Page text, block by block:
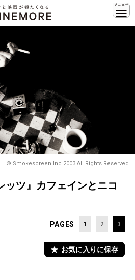
© Smokescreen Inc.2003 All Rights Reserved
ッツ』カフェインとニコ
PAGES 1 2 3
お気に入りに保存